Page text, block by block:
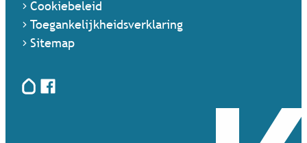
Cookiebeleid
Toegankelijkheidsverklaring
Sitemap
HoplrFacebook